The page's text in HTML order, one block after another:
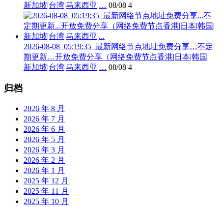
新加坡|台湾|马来西亚|… 08/08 4
2026-08-08_05:19:35_最新网络节点地址免费分享…不定
期更新…开放免费分享（网络免费节点香港|日本|韩国|
新加坡|台湾|马来西亚|… 08/08 4
归档
2026 年 8 月
2026 年 7 月
2026 年 6 月
2026 年 5 月
2026 年 3 月
2026 年 2 月
2026 年 1 月
2025 年 12 月
2025 年 11 月
2025 年 10 月